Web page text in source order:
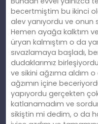
becertmiştim bu ikinci
alev yanıyordu ve onun
Hemen ayağa kalktım
üryan kalmıştım o da
sıvazlamaya başladı,
dudaklarımız
ve sikini ağzıma aldım
ağzımın içine
yapıyordu gerçekten
katlanamadım ve
sikiştin mi dedim, o da